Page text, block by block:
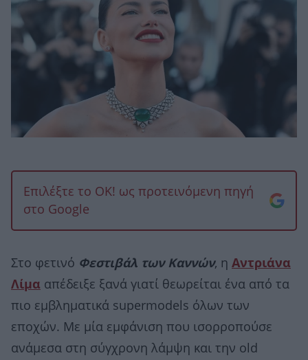
Επιλέξτε το OK! ως προτεινόμενη πηγή
στο Google
Στο φετινό Φεστιβάλ των Καννών, η Αντριάνα
Λίμα απέδειξε ξανά γιατί θεωρείται ένα από τα
πιο εμβληματικά supermodels όλων των
εποχών. Με μία εμφάνιση που ισορροπούσε
ανάμεσα στη σύγχρονη λάμψη και την old